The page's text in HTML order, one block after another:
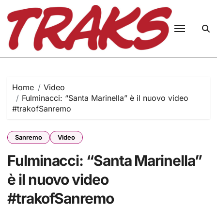
content
Home
Video
Fulminacci: “Santa Marinella” è il nuovo video
#trakofSanremo
Sanremo Video
Fulminacci: “Santa Marinella”
è il nuovo video
#trakofSanremo